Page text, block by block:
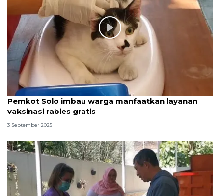
Pemkot Solo imbau warga manfaatkan layanan
vaksinasi rabies gratis
3 September 2025